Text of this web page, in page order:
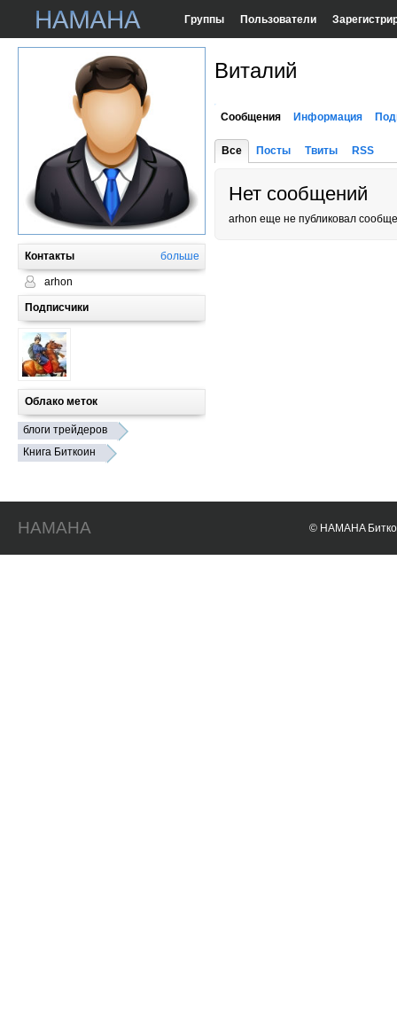
Группы Пользователи
Контакты больше
arhon
Подписчики
Облако меток
блоги трейдеров
Книга Биткоин
Виталий
Сообщения Информация
Все Посты Твиты RSS
Нет сообщений
arhon еще не публиковал
HAMAHA © HAMAHA